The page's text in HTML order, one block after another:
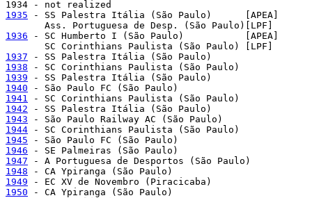
1935 - SS Palestra Itália (São Paulo)      [APEA]
1936 - SC Humberto I (São Paulo)           [APEA]
1937
1938
1939
1940
1941
1942
1943
1944
1945
1946
1947
1948
1949
1950 - CA Ypiranga (São Paulo)